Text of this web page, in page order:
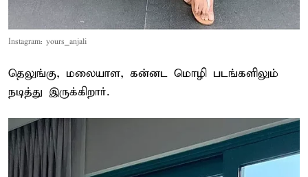
Instagram: yours_anjali
தெலுங்கு, மலையாள, கன்னட மொழி படங்களிலும்
நடித்து இருக்கிறார்.